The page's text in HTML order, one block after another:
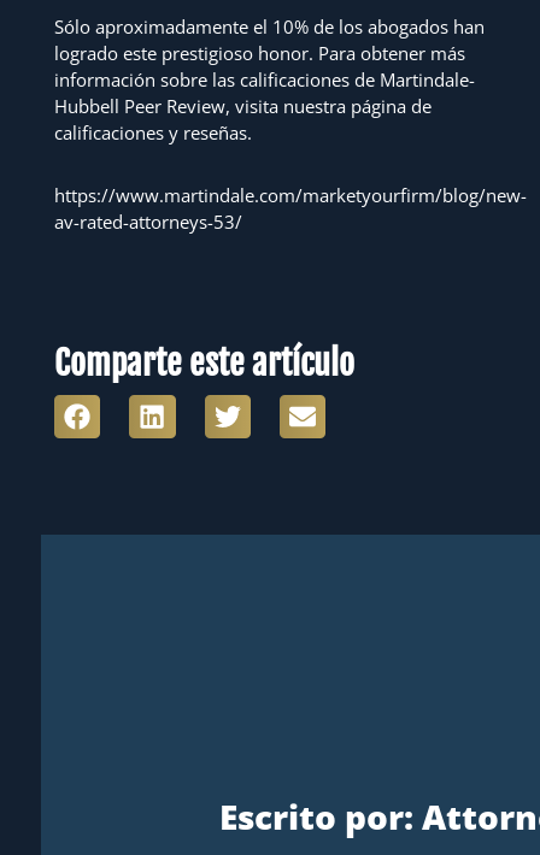
Sólo aproximadamente el 10% de los abogados han
logrado este prestigioso honor. Para obtener más
información sobre las calificaciones de Martindale-
Hubbell Peer Review, visita nuestra página de
calificaciones y reseñas.
https://www.martindale.com/marketyourfirm/blog/new-
av-rated-attorneys-53/
Comparte este artículo
Escrito por: